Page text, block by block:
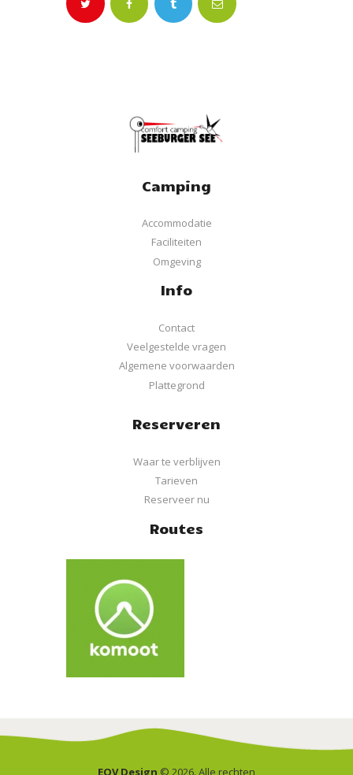
Camping
Accommodatie
Faciliteiten
Omgeving
Info
Contact
Veelgestelde vragen
Algemene voorwaarden
Plattegrond
Reserveren
Waar te verblijven
Tarieven
Reserveer nu
Routes
EOV Design © 2026. Alle rechten